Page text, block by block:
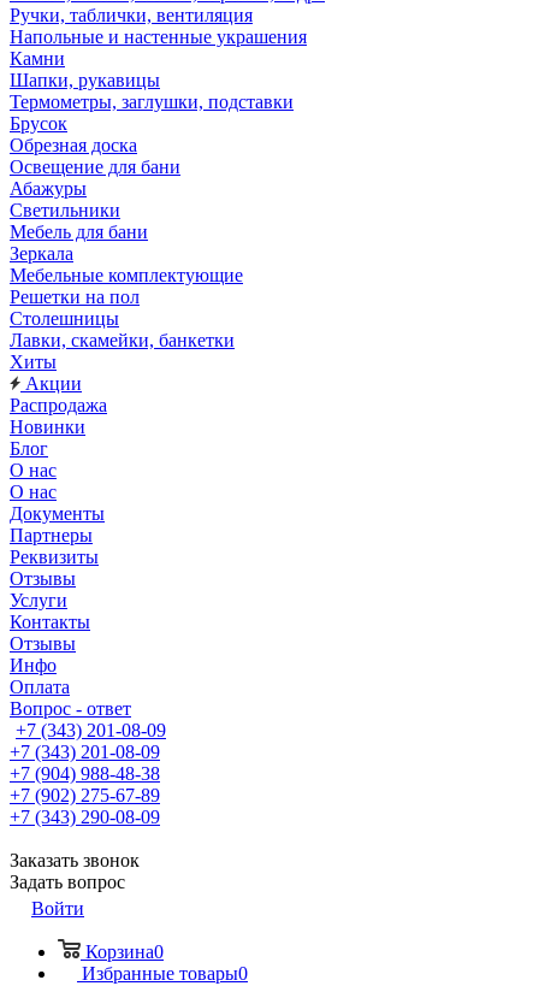
Ручки, таблички, вентиляция
Напольные и настенные украшения
Камни
Шапки, рукавицы
Термометры, заглушки, подставки
Брусок
Обрезная доска
Освещение для бани
Абажуры
Светильники
Мебель для бани
Зеркала
Мебельные комплектующие
Решетки на пол
Столешницы
Лавки, скамейки, банкетки
Хиты
Акции
Распродажа
Новинки
Блог
О нас
О нас
Документы
Партнеры
Реквизиты
Отзывы
Услуги
Контакты
Отзывы
Инфо
Оплата
Вопрос - ответ
+7 (343) 201-08-09
+7 (343) 201-08-09
+7 (904) 988-48-38
+7 (902) 275-67-89
+7 (343) 290-08-09
Заказать звонок
Задать вопрос
Войти
Корзина0
Избранные товары0